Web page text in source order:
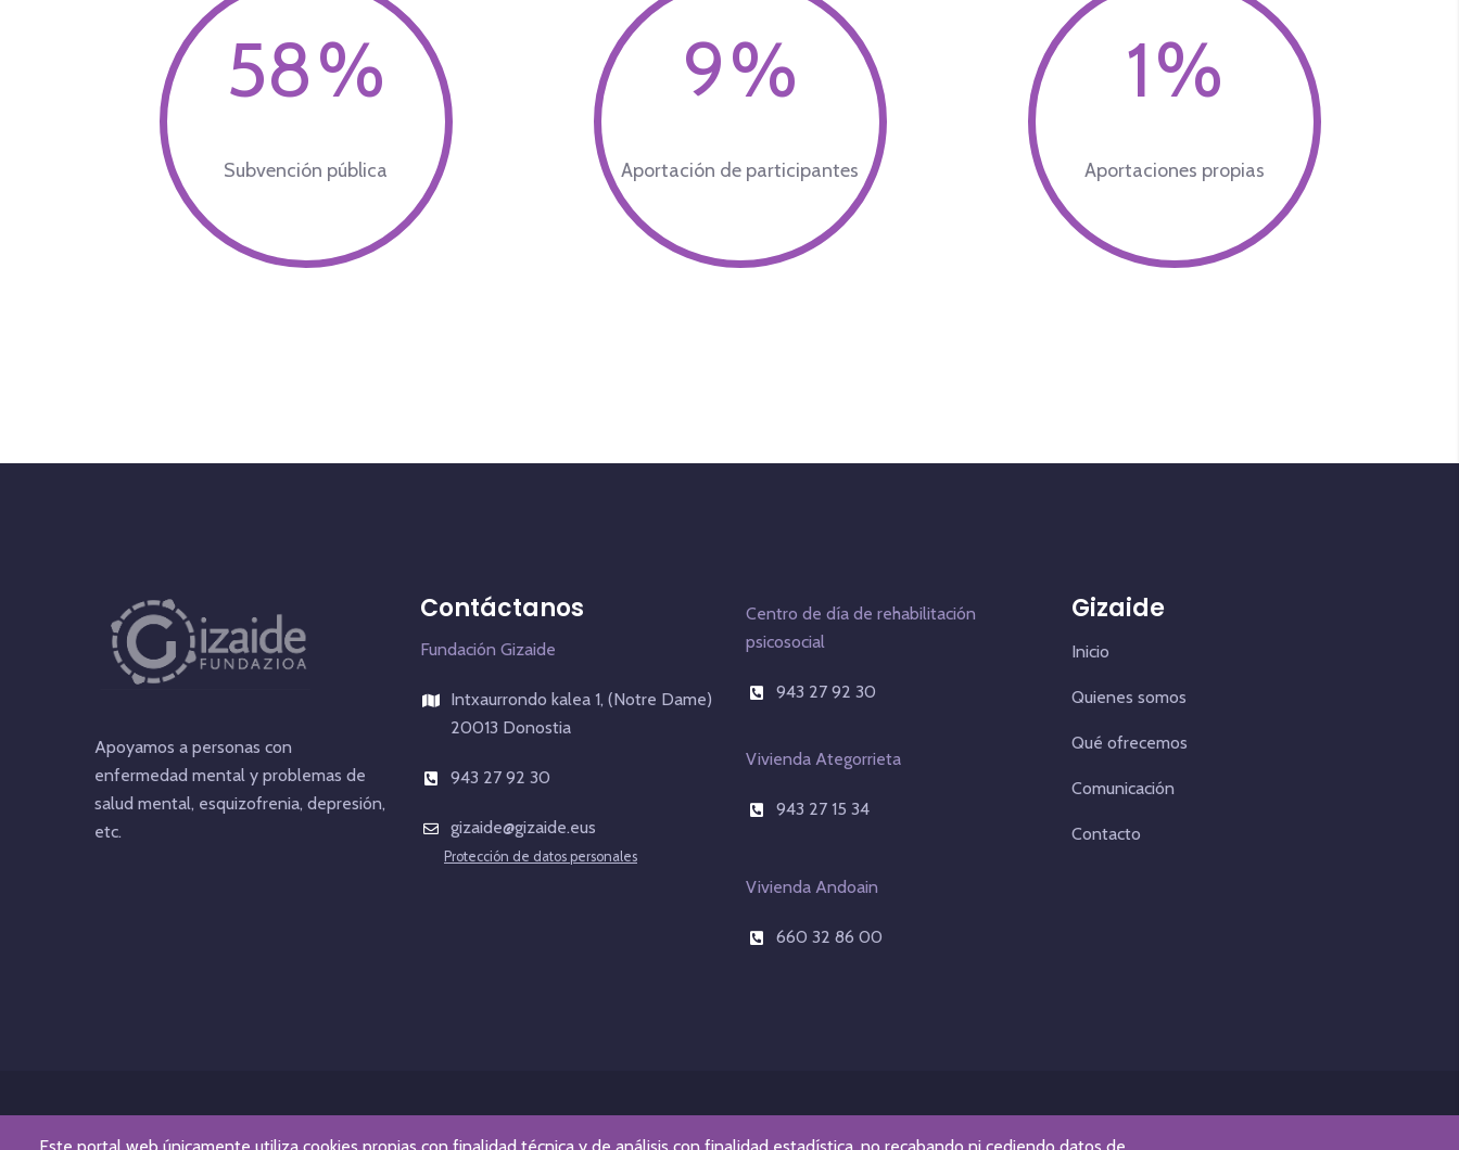
75%
Subvención pública
11%
Aportación de participantes
2%
Aportaciones propias
Apoyamos a personas con
enfermedad mental y problemas de
salud mental, esquizofrenia, depresión,
etc.
Contáctanos
Fundación Gizaide
Intxaurrondo kalea 1, (Notre Dame)
20013 Donostia
943 27 92 30
gizaide@gizaide.eus
Protección de datos personales
Centro de día de rehabilitación
psicosocial
943 27 92 30
Vivienda Ategorrieta
943 27 15 34
Vivienda Andoain
660 32 86 00
Gizaide
Inicio
Quienes somos
Qué ofrecemos
Comunicación
Contacto
© Fundación Gizaide. Todos los derechos reservados.